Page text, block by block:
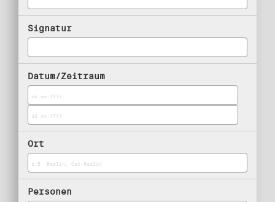
Signatur
Datum/Zeitraum
Ort
Personen